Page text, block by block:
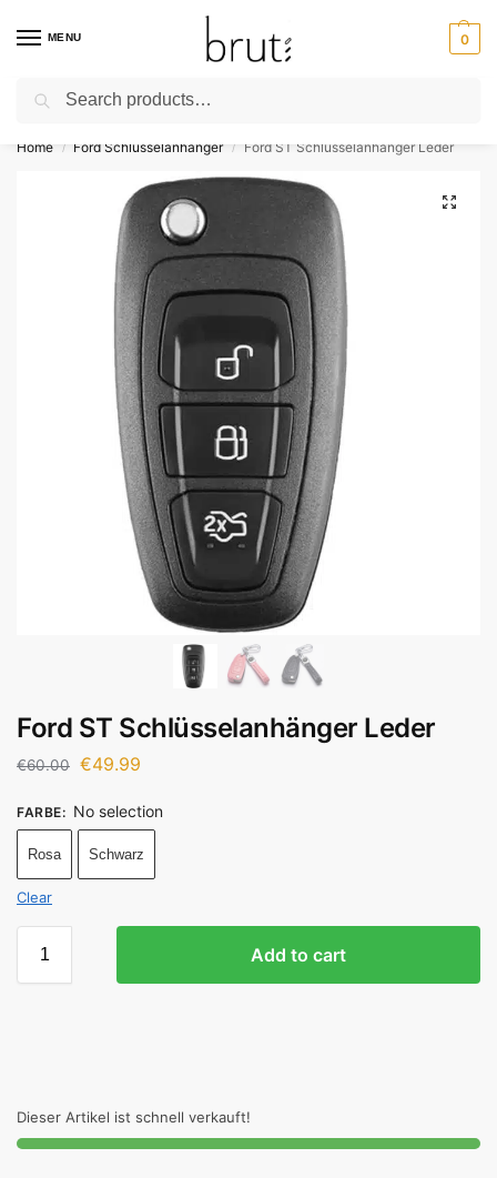
MENU 0
⚡ Kostenloser Versand über 50 €
Home / Ford Schlüsselanhänger / Ford ST Schlüsselanhänger Leder
Ford ST Schlüsselanhänger Leder
€60.00 €49.99
FARBE: No selection
Rosa Schwarz
Clear
Add to cart
Dieser Artikel ist schnell verkauft!